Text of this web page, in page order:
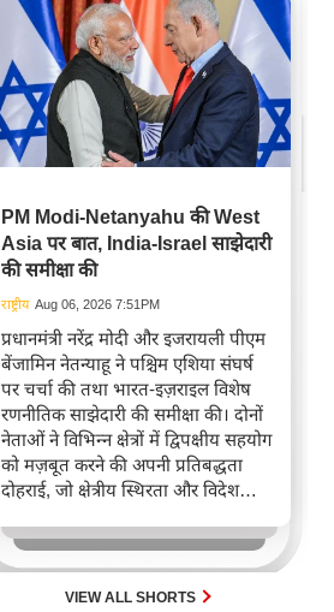
PM Modi-Netanyahu की West
Asia पर बात, India-Israel साझेदारी
की समीक्षा की
राष्ट्रीय Aug 06, 2026 7:51PM
प्रधानमंत्री नरेंद्र मोदी और इजरायली पीएम
बेंजामिन नेतन्याहू ने पश्चिम एशिया संघर्ष
पर चर्चा की तथा भारत-इज़राइल विशेष
रणनीतिक साझेदारी की समीक्षा की। दोनों
नेताओं ने विभिन्न क्षेत्रों में द्विपक्षीय सहयोग
को मज़बूत करने की अपनी प्रतिबद्धता
दोहराई, जो क्षेत्रीय स्थिरता और विदेश
करता है।
VIEW ALL SHORTS